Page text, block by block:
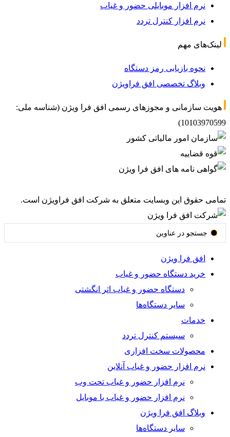
نرم افزار موبایلی حضور و غیاب
نرم افزار کنترل تردد
لینک‌های مهم
نحوه بازیابی رمز دستگاه
وبلاگ تخصصی افق فراویژن
هویت سازمانی و مجوزهای رسمی افق فرا ویژن (شناسه ملی:
10103970599)
تمامی حقوق این وبسایت متعلق به شرکت افق فراویژن است.
جستجو
...
افق فرا ویژن
خرید دستگاه حضور و غیاب
دستگاه حضور و غیاب اثر انگشتی
سایر دستگاه‌ها
خدمات
سیستم کنترل تردد
محصولات سخت افزاری
نرم افزار حضور و غیاب آنلاین
نرم افزار حضور و غیاب تحت وب
نرم افزار حضور و غیاب با موبایل
وبلاگ افق فرا ویژن
سایر دستگاه‌ها